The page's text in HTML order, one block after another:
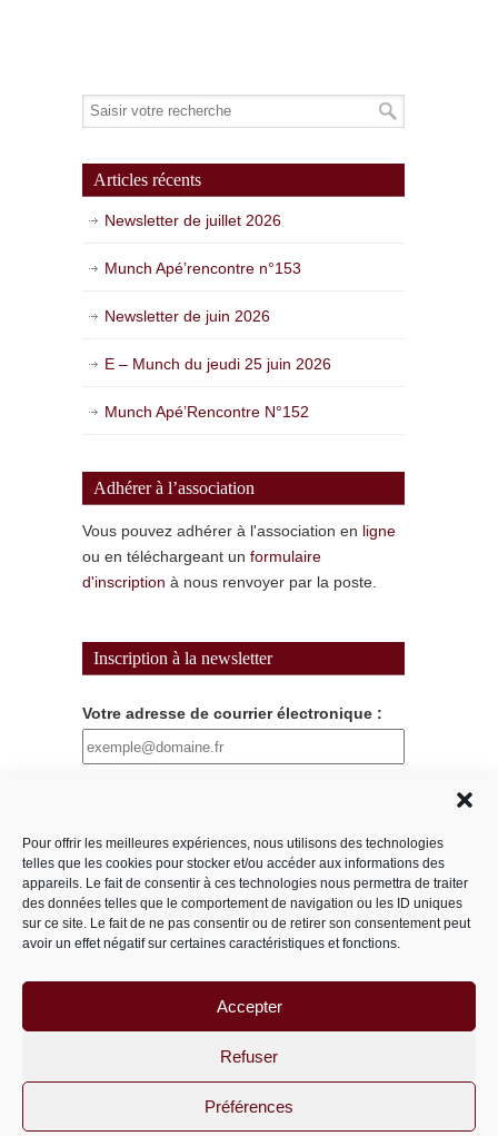
Pour offrir les meilleures expériences, nous utilisons des technologies
telles que les cookies pour stocker et/ou accéder aux informations des
appareils. Le fait de consentir à ces technologies nous permettra de traiter
des données telles que le comportement de navigation ou les ID uniques
sur ce site. Le fait de ne pas consentir ou de retirer son consentement peut
avoir un effet négatif sur certaines caractéristiques et fonctions.
Accepter
Refuser
Préférences
Articles récents
Newsletter de juillet 2026
Munch Apé’rencontre n°153
Newsletter de juin 2026
E – Munch du jeudi 25 juin 2026
Munch Apé’Rencontre N°152
Adhérer à l’association
Vous pouvez adhérer à l'association en ligne
ou en téléchargeant un formulaire
d'inscription à nous renvoyer par la poste.
Inscription à la newsletter
Votre adresse de courrier électronique :
Nous utilisons MailChimp comme plateforme
marketing. En cliquant ci-dessous pour vous
abonner, vous reconnaissez que vos
informations seront transférées à Mailchimp
pratiques de confidentialité de Mailchimp ici.